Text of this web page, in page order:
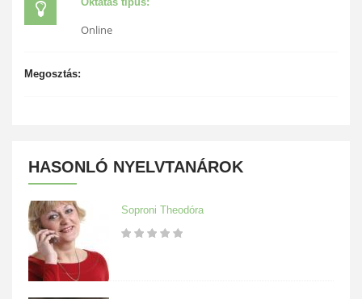
Online
Megosztás:
HASONLÓ NYELVTANÁROK
Soproni Theodóra